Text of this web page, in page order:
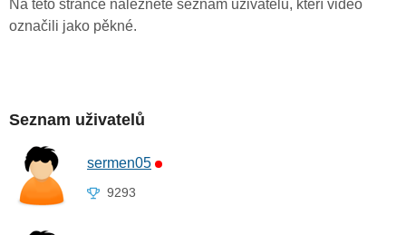
Na této stránce naleznete seznam uživatelů, kteří video
označili jako pěkné.
Seznam uživatelů
sermen05
9293